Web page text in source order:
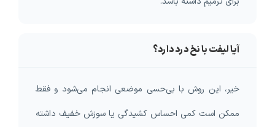
آیا لیفت با نخ درد دارد؟
خیر، این روش با بی‌حسی موضعی انجام می‌شود و فقط
ممکن است کمی احساس کشیدگی یا سوزش خفیف داشته